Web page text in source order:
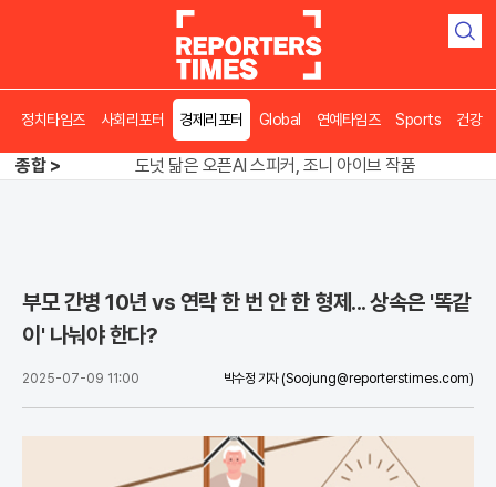
검
정치타임즈 사회리포터 경제리포터 Global 연예타임즈 Sports 건강
종합 >
송영길 인천서 반전 노려, 2주차 경선 요동
도넛 닮은 오픈AI 스피커, 조니 아이브 작품
부모 간병 10년 vs 연락 한 번 안 한 형제... 상속은 '똑같
이' 나눠야 한다?
2025-07-09 11:00 박수정 기자 (Soojung@reporterstimes.com)